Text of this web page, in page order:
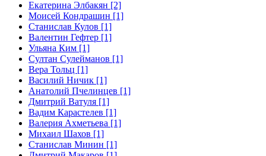
Екатерина Элбакян [2]
Моисей Кондрашин [1]
Станислав Кулов [1]
Валентин Гефтер [1]
Ульяна Ким [1]
Султан Сулейманов [1]
Верa Тольц [1]
Василий Ничик [1]
Анатолий Пчелинцев [1]
Дмитрий Ватуля [1]
Вадим Карастелев [1]
Валерия Ахметьева [1]
Михаил Шахов [1]
Станислав Минин [1]